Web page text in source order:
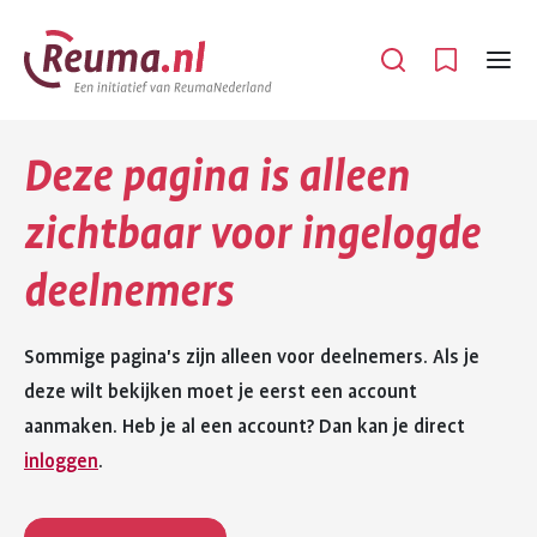
Spring
naar
hoofdinhoud
Spring
naar
footer
Open
Menu
Deze pagina is alleen
zichtbaar voor ingelogde
deelnemers
Sommige pagina's zijn alleen voor deelnemers. Als je
deze wilt bekijken moet je eerst een account
aanmaken. Heb je al een account? Dan kan je direct
inloggen.